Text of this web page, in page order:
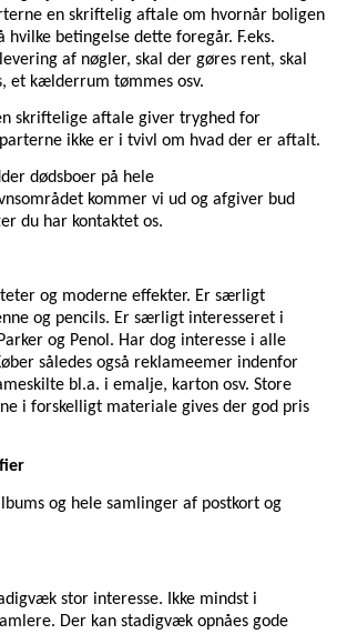
en skriftelig aftale om hvornår boligen
betingelse dette foregår. F.eks.
af nøgler, skal der gøres rent, skal
et kælderrum tømmes osv.
skriftelige aftale giver tryghed for
ikke er i tvivl om hvad der er aftalt.
dødsboer på hele
kommer vi ud og afgiver bud
du har kontaktet os.
og moderne effekter. Er særligt
og pencils. Er særligt interesseret i
og Penol. Har dog interesse i alle
således også reklameemer indenfor
bl.a. i emalje, karton osv. Store
i forskelligt materiale gives der god pris
og hele samlinger af postkort og
stor interesse. Ikke mindst i
Der kan stadigvæk opnåes gode